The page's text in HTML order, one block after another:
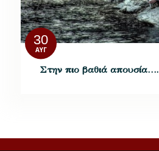
30
ΑΥΓ
Στην πιο βαθιά απουσία….